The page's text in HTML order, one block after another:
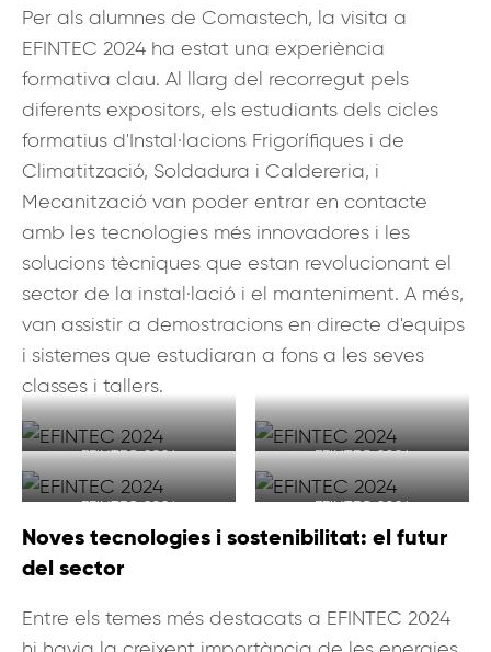
Per als alumnes de Comastech, la visita a
EFINTEC 2024 ha estat una experiència
formativa clau. Al llarg del recorregut pels
diferents expositors, els estudiants dels cicles
formatius d'Instal·lacions Frigorífiques i de
Climatització, Soldadura i Caldereria, i
Mecanització van poder entrar en contacte
amb les tecnologies més innovadores i les
solucions tècniques que estan revolucionant el
sector de la instal·lació i el manteniment. A més,
van assistir a demostracions en directe d'equips
i sistemes que estudiaran a fons a les seves
classes i tallers.
EFINTEC 2024 EFINTEC 2024
EFINTEC 2024 EFINTEC 2024
Noves tecnologies i sostenibilitat: el futur
del sector
Entre els temes més destacats a EFINTEC 2024